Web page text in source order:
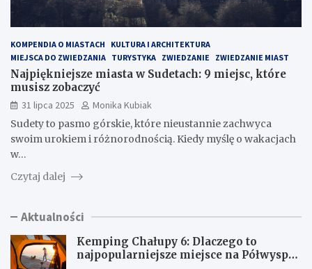
KOMPENDIA O MIASTACH
KULTURA I ARCHITEKTURA
MIEJSCA DO ZWIEDZANIA TURYSTYKA ZWIEDZANIE ZWIEDZANIE MIAST
Najpiękniejsze miasta w Sudetach: 9 miejsc, które
musisz zobaczyć
31 lipca 2025
Monika Kubiak
Sudety to pasmo górskie, które nieustannie zachwyca
swoim urokiem i różnorodnością. Kiedy myślę o wakacjach
w…
Czytaj dalej
Aktualności
Kemping Chałupy 6: Dlaczego to
najpopularniejsze miejsce na Półwyspie